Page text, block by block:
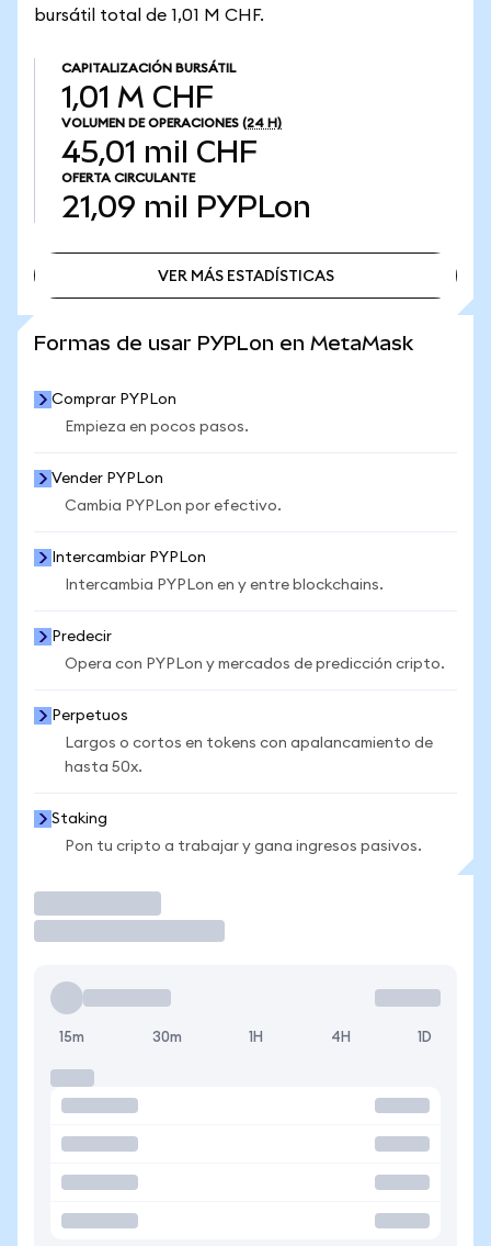
bursátil total de 1,01 M CHF.
CAPITALIZACIÓN BURSÁTIL
1,01 M CHF
VOLUMEN DE OPERACIONES (24 H)
45,01 mil CHF
OFERTA CIRCULANTE
21,09 mil PYPLon
VER MÁS ESTADÍSTICAS
Formas de usar PYPLon en MetaMask
Comprar PYPLon
Empieza en pocos pasos.
Vender PYPLon
Cambia PYPLon por efectivo.
Intercambiar PYPLon
Intercambia PYPLon en y entre blockchains.
Predecir
Opera con PYPLon y mercados de predicción cripto.
Perpetuos
Largos o cortos en tokens con apalancamiento de
hasta 50x.
Staking
Pon tu cripto a trabajar y gana ingresos pasivos.
15m 30m 1H 4H 1D